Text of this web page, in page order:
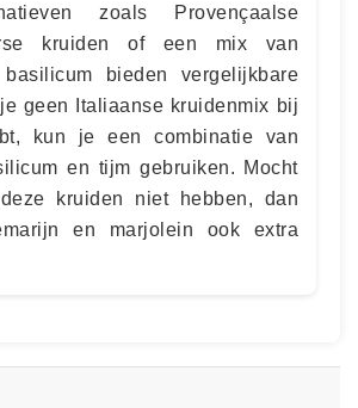
zoals Provençaalse
kruiden of een mix van
bieden vergelijkbare
geen Italiaanse kruidenmix bij
kun je een combinatie van
en tijm gebruiken. Mocht
kruiden niet hebben, dan
en marjolein ook extra